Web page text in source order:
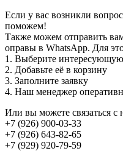
Если у вас возникли
поможем!
Также можем отправить
оправы в WhatsApp. Для
1. Выберите
2. Добавьте её в корзину
3. Заполните заявку
4. Наш менеджер
Или вы можете связаться
+7 (926) 900-03-33
+7 (926) 643-82-65
+7 (929) 920-79-59